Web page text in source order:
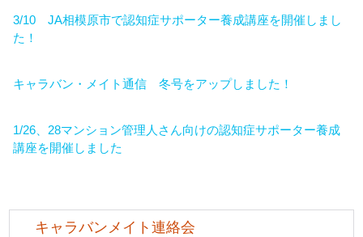
3/10 JA相模原市で認知症サポーター養成講座を開催しまし
た！
キャラバン・メイト通信 冬号をアップしました！
1/26、28マンション管理人さん向けの認知症サポーター養成
講座を開催しました
キャラバンメイト連絡会